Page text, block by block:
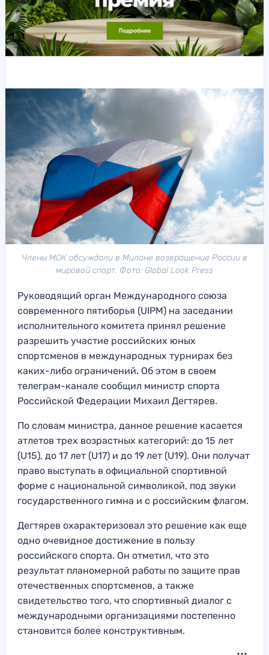
Члены МОК обсуждали в Милане возвращение России в
мировой спорт. Фото: Global Look Press
Руководящий орган Международного союза
современного пятиборья (UIPM) на заседании
исполнительного комитета принял решение
разрешить участие российских юных
спортсменов в международных турнирах без
каких-либо ограничений. Об этом в своем
телеграм-канале сообщил министр спорта
Российской Федерации Михаил Дегтярев.
По словам министра, данное решение касается
атлетов трех возрастных категорий: до 15 лет
(U15), до 17 лет (U17) и до 19 лет (U19). Они получат
право выступать в официальной спортивной
форме с национальной символикой, под звуки
государственного гимна и с российским флагом.
Дегтярев охарактеризовал это решение как еще
одно очевидное достижение в пользу
российского спорта. Он отметил, что это
результат планомерной работы по защите прав
отечественных спортсменов, а также
свидетельство того, что спортивный диалог с
международными организациями постепенно
становится более конструктивным.